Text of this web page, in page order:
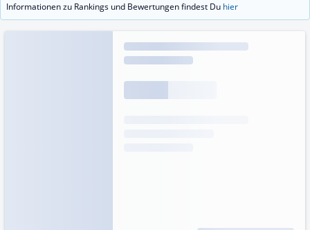
Informationen zu Rankings und Bewertungen findest Du hier